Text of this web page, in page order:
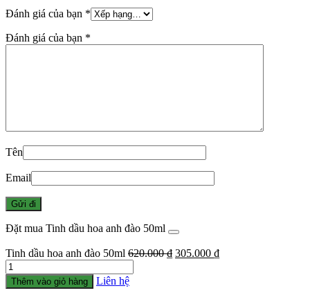
Đánh giá của bạn *
Đánh giá của bạn *
Tên
Email
Đặt mua Tinh dầu hoa anh đào 50ml
Tinh dầu hoa anh đào 50ml 620.000₫ Giá
305.000 ₫Giá
Số
lượng
Thêm vào giỏ hàng Liên hệ